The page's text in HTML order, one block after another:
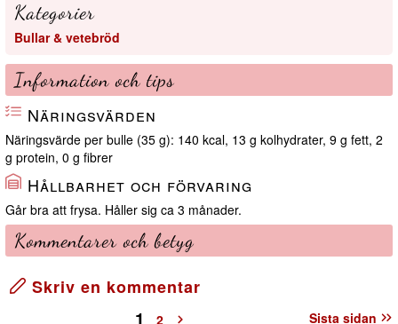
Kategorier
Bullar & vetebröd
Information och tips
Näringsvärden
Näringsvärde per bulle (35 g): 140 kcal, 13 g kolhydrater, 9 g fett, 2
g protein, 0 g fibrer
Hållbarhet och förvaring
Går bra att frysa. Håller sig ca 3 månader.
Kommentarer och betyg
Skriv en kommentar
Sista sidan
2